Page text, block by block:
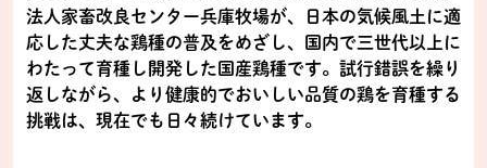
法人家畜改良センター兵庫牧場が、日本の気候風土に適
応した丈夫な鶏種の普及をめざし、国内で三世代以上に
わたって育種し開発した国産鶏種です。試行錯誤を繰り
返しながら、より健康的でおいしい品質の鶏を育種する
挑戦は、現在でも日々続けています。